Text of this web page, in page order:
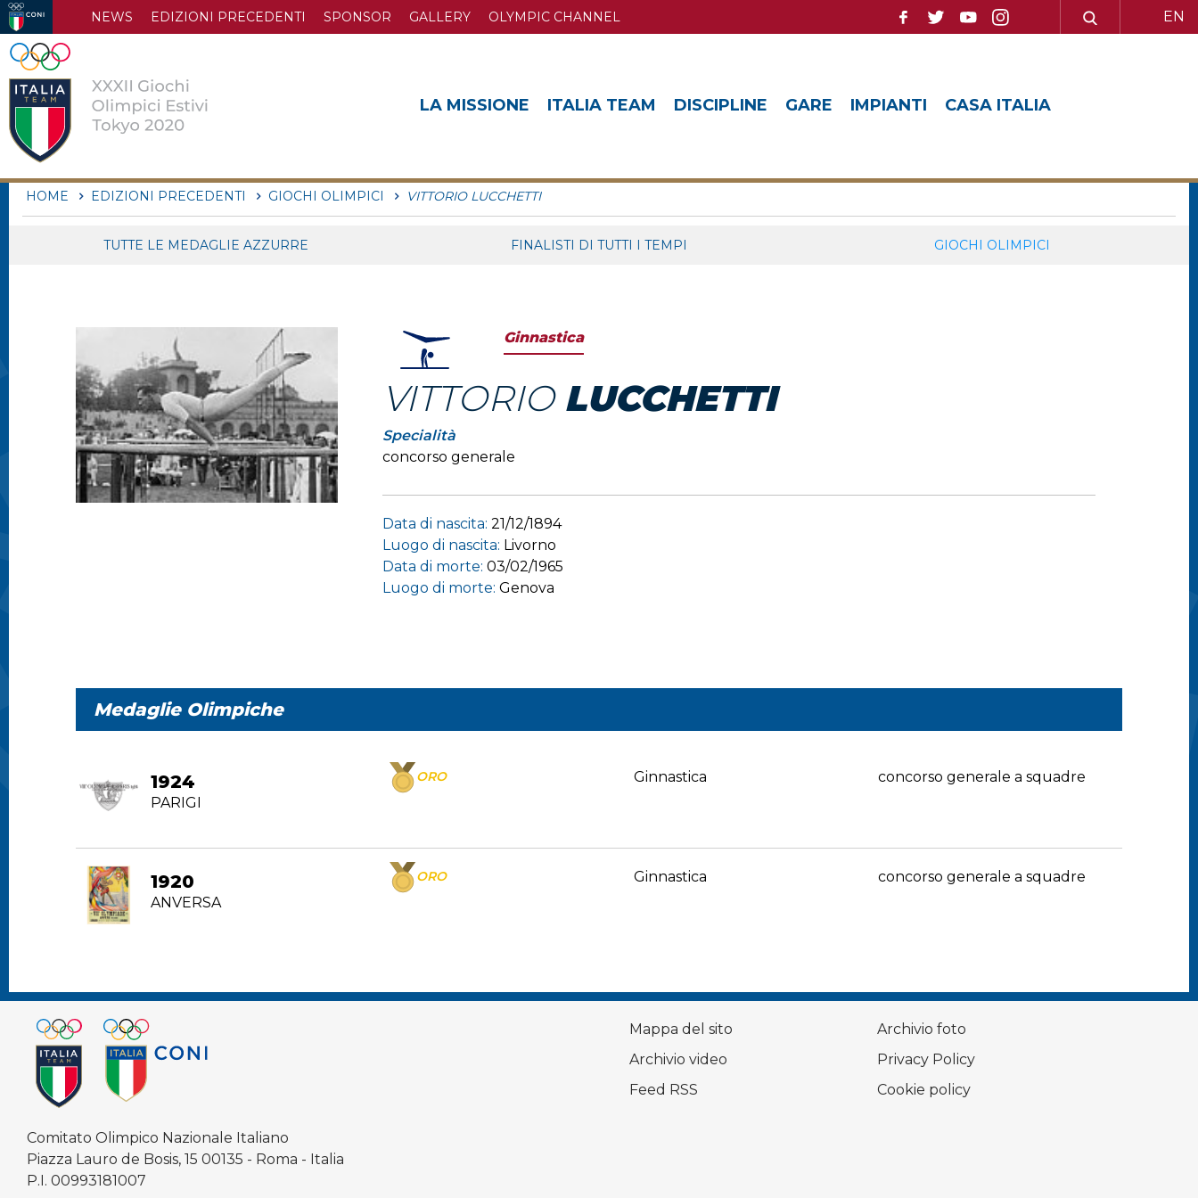
NEWS EDIZIONI PRECEDENTI SPONSOR GALLERY OLYMPIC CHANNEL EN
LA MISSIONE ITALIA TEAM DISCIPLINE GARE IMPIANTI CASA ITALIA
HOME EDIZIONI PRECEDENTI GIOCHI OLIMPICI VITTORIO LUCCHETTI
TUTTE LE MEDAGLIE AZZURRE FINALISTI DI TUTTI I TEMPI GIOCHI OLIMPICI
Ginnastica
VITTORIO LUCCHETTI
Specialità
concorso generale
Data di nascita: 21/12/1894
Luogo di nascita: Livorno
Data di morte: 03/02/1965
Luogo di morte: Genova
Medaglie Olimpiche
1924
PARIGI
ORO Ginnastica concorso generale a squadre
1920
ANVERSA
ORO Ginnastica concorso generale a squadre
Comitato Olimpico Nazionale Italiano
Piazza Lauro de Bosis, 15 00135 - Roma - Italia
P.I. 00993181007
Mappa del sito
Archivio foto
Archivio video
Privacy Policy
Feed RSS
Cookie policy